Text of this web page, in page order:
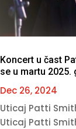
Koncert u čast
se u martu 2025.
Dec 26, 2024
Uticaj Patti
Uticaj Patti